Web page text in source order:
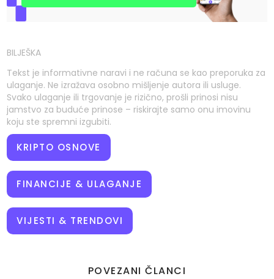
BILJEŠKA
Tekst je informativne naravi i ne računa se kao preporuka za
ulaganje. Ne izražava osobno mišljenje autora ili usluge.
Svako ulaganje ili trgovanje je rizično, prošli prinosi nisu
jamstvo za buduće prinose – riskirajte samo onu imovinu
koju ste spremni izgubiti.
KRIPTO OSNOVE
FINANCIJE & ULAGANJE
VIJESTI & TRENDOVI
POVEZANI ČLANCI